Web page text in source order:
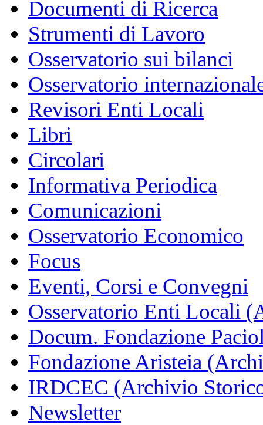
Documenti di Ricerca
Strumenti di Lavoro
Osservatorio sui bilanci
Osservatorio
Revisori Enti Locali
Libri
Circolari
Informativa Periodica
Comunicazioni
Osservatorio Economico
Focus
Eventi, Corsi e Convegni
Osservatorio Enti Locali
Docum. Fondazione
Fondazione Aristeia
IRDCEC (Archivio
Newsletter